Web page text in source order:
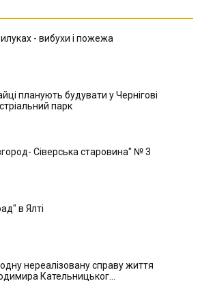
- вибухи і пожежа
планують будувати у Чернігові
парк
Сіверська старовина" № 3
в Ялті
нереалізовану справу життя
Кательницьког...